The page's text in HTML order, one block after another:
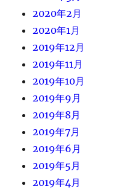
2020年2月
2020年1月
2019年12月
2019年11月
2019年10月
2019年9月
2019年8月
2019年7月
2019年6月
2019年5月
2019年4月